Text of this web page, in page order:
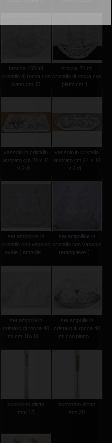
brocca 100 ml
cristallo di rocca con
piatto cm.15
brocca 20 ml
cristallo di rocca con
piatto cm.1...
vassoio in cristallo
lavorato cm.20 x 11
x 2 di...
vassoio in cristallo
lavorato cm.24 x 12
x 2 di...
set ampolline in
cristallo con vassoio
ovale.( ampolle ...
set ampolline in
cristallo con vassoio
retangolare.( ...
set ampolle in
cristallo di rocca 40
ml cm 18x10 ...
set ampolle in
cristallo di rocca 40
ml con piatto ...
scovolino diritto
mm.15
scovolino diritto
mm.20